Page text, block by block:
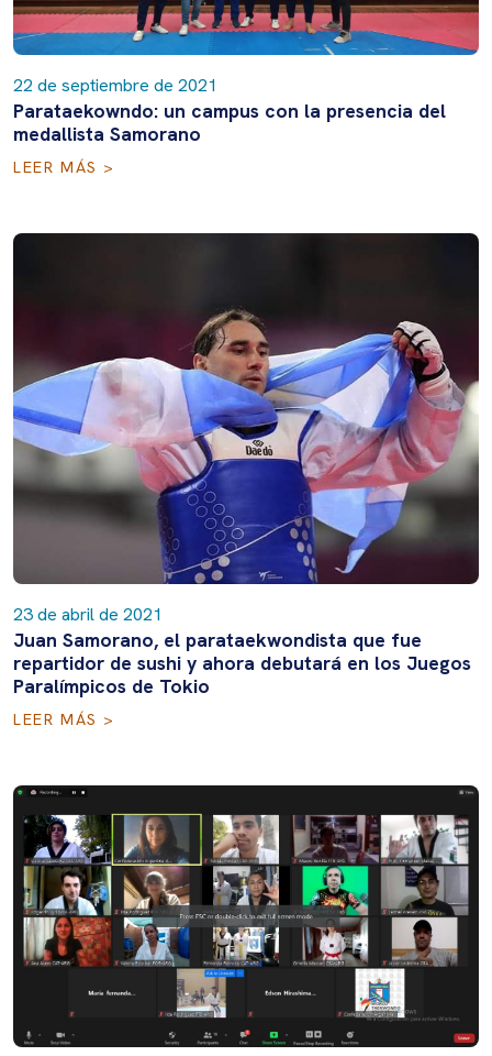
22 de septiembre de 2021
Parataekowndo: un campus con la presencia del
medallista Samorano
LEER MÁS >
23 de abril de 2021
Juan Samorano, el parataekwondista que fue
repartidor de sushi y ahora debutará en los Juegos
Paralímpicos de Tokio
LEER MÁS >